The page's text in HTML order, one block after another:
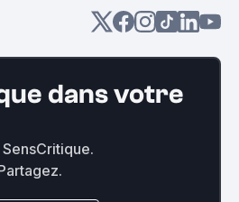
dans votre